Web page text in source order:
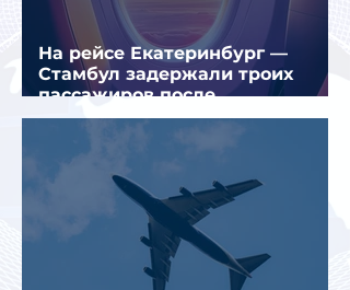
На рейсе Екатеринбург —
Стамбул задержали троих
пассажиров после
предполагаемой серии краж